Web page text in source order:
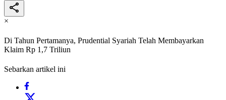
×
Di Tahun Pertamanya, Prudential Syariah Telah Membayarkan
Klaim Rp 1,7 Triliun
Sebarkan artikel ini